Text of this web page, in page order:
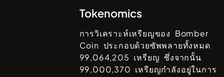
Tokenomics
การวิเคราะห์เหรียญของ Bomber
Coin ประกอบด้วยซัพพลายทั้งหมด
99,064,205 เหรียญ ซึ่งจากนั้น
99,000,370 เหรียญกำลังอยู่ในการ